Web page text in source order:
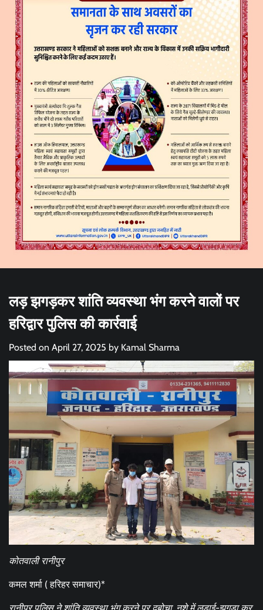
लड़ झगड़कर शांति व्यवस्था भंग करने वालों पर
हरिद्वार पुलिस की कार्रवाई
Posted on April 27, 2025 by Kamal Sharma
कोतवाली रानीपुर
कमल शर्मा ( हरिहर समाचार)*